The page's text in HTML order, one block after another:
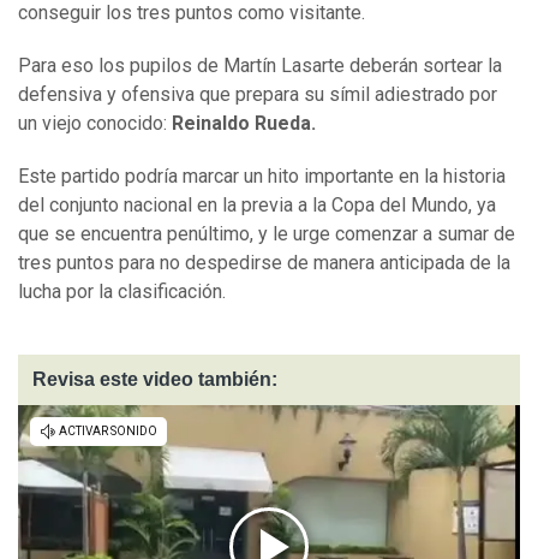
conseguir los tres puntos como visitante.
Para eso los pupilos de Martín Lasarte deberán sortear la
defensiva y ofensiva que prepara su símil adiestrado por
un viejo conocido: Reinaldo Rueda.
Este partido podría marcar un hito importante en la historia
del conjunto nacional en la previa a la Copa del Mundo, ya
que se encuentra penúltimo, y le urge comenzar a sumar de
tres puntos para no despedirse de manera anticipada de la
lucha por la clasificación.
Revisa este video también: